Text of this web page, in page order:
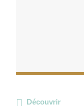
Découvrir